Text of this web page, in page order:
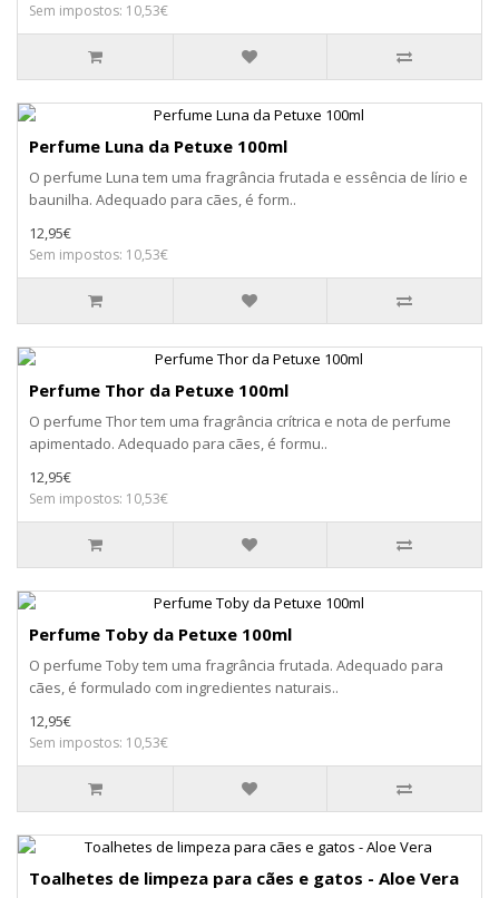
Sem impostos: 10,53€
Perfume Luna da Petuxe 100ml
O perfume Luna tem uma fragrância frutada e essência de lírio e
baunilha. Adequado para cães, é form..
12,95€
Sem impostos: 10,53€
Perfume Thor da Petuxe 100ml
O perfume Thor tem uma fragrância crítrica e nota de perfume
apimentado. Adequado para cães, é formu..
12,95€
Sem impostos: 10,53€
Perfume Toby da Petuxe 100ml
O perfume Toby tem uma fragrância frutada. Adequado para
cães, é formulado com ingredientes naturais..
12,95€
Sem impostos: 10,53€
Toalhetes de limpeza para cães e gatos - Aloe Vera